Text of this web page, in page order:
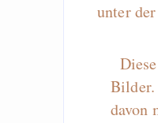
unter der
Bilder.
davon